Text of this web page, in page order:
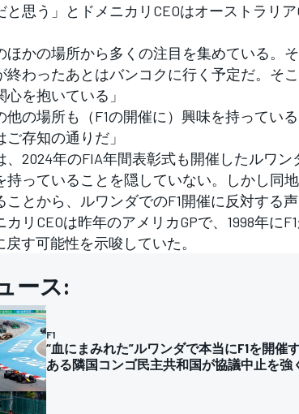
思う」とドメニカリCEOはオーストラリア
ほかの場所から多くの注目を集めている。
終わったあとはバンコクに行く予定だ。そ
を抱いている」
他の場所も（F1の開催に）興味を持ってい
存知の通りだ」
2024年のFIA年間表彰式も開催したルワン
持っていることを隠していない。しかし同
とから、ルワンダでのF1開催に反対する声
リCEOは昨年のアメリカGPで、1998年に
戻す可能性を示唆していた。
ース:
F1
“血にまみれた”ルワンダで本当にF1を開
ある隣国コンゴ民主共和国が協議中止を強